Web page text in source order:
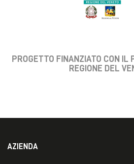
PROGETTO FINANZIATO CON IL
REGIONE DEL
AZIENDA